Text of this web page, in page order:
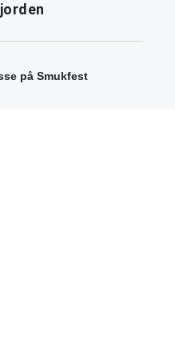
på Smukfest